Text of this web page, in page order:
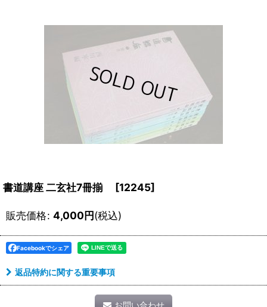
書道講座 二玄社7冊揃 [12245]
販売価格: 4,000円(税込)
Facebookでシェア
返品特約に関する重要事項
お問い合わせ